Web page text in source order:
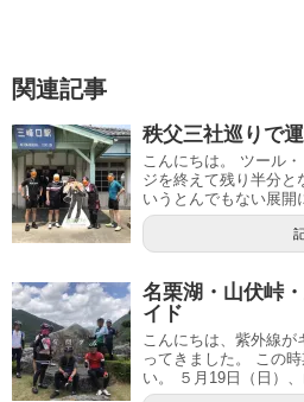
関連記事
秩父三社巡りで
こんにちは。 ツール
ジを終えて残り半分と
いうとんでもない展開
名栗湖・山伏峠
イド
こんにちは、紫外線が
ってきました。 この
い。 ５月19日（日）